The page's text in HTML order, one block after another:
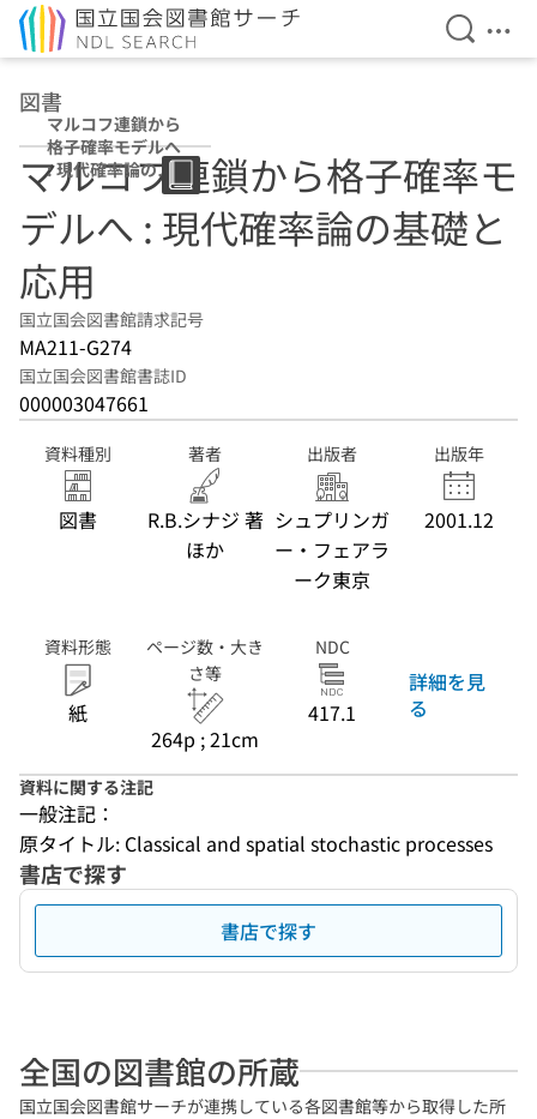
検索を
メ
図書
マルコフ連鎖から
格子確率モデルへ
: 現代確率論の基
礎と応用
マルコフ連鎖から格子確率モ
デルへ : 現代確率論の基礎と
応用
国立国会図書館請求記号
MA211-G274
国立国会図書館書誌ID
000003047661
資料種別
図書
著者
R.B.シナジ 著
ほか
出版者
シュプリンガ
ー・フェアラ
ーク東京
出版年
2001.12
資料形態
紙
ページ数・大き
さ等
264p ; 21cm
NDC
417.1
詳細を見
る
資料に関する注記
一般注記：
原タイトル: Classical and spatial stochastic processes
書店で探す
書店で探す
全国の図書館の所蔵
国立国会図書館サーチが連携している各図書館等から取得した所